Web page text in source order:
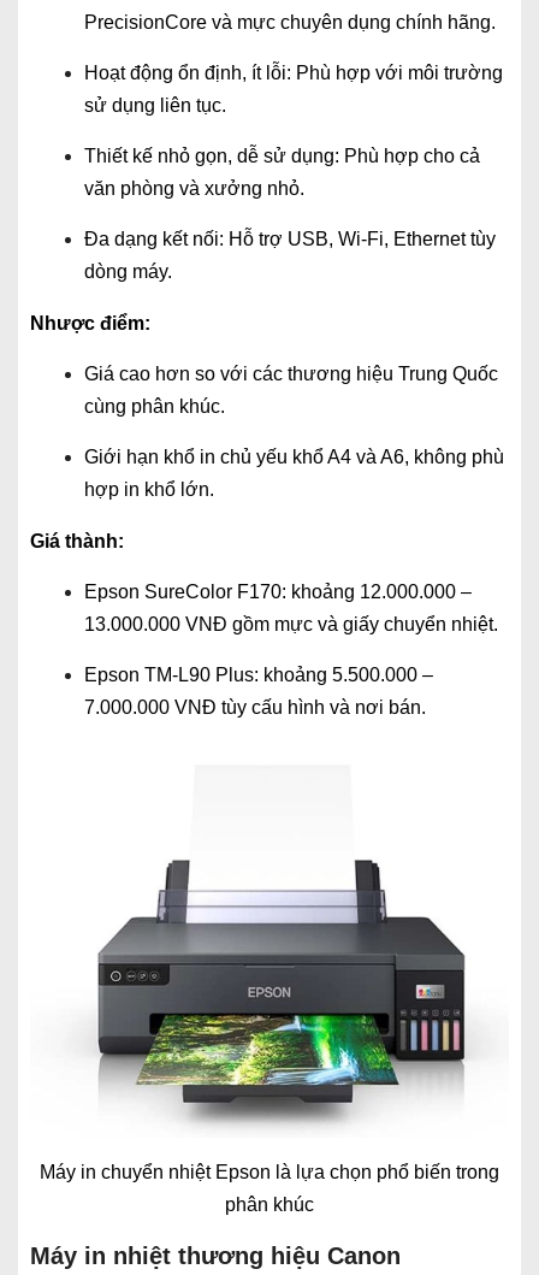
PrecisionCore và mực chuyên dụng chính hãng.
Hoạt động ổn định, ít lỗi: Phù hợp với môi trường
sử dụng liên tục.
Thiết kế nhỏ gọn, dễ sử dụng: Phù hợp cho cả
văn phòng và xưởng nhỏ.
Đa dạng kết nối: Hỗ trợ USB, Wi-Fi, Ethernet tùy
dòng máy.
Nhược điểm:
Giá cao hơn so với các thương hiệu Trung Quốc
cùng phân khúc.
Giới hạn khổ in chủ yếu khổ A4 và A6, không phù
hợp in khổ lớn.
Giá thành:
Epson SureColor F170: khoảng 12.000.000 –
13.000.000 VNĐ gồm mực và giấy chuyển nhiệt.
Epson TM-L90 Plus: khoảng 5.500.000 –
7.000.000 VNĐ tùy cấu hình và nơi bán.
Máy in chuyển nhiệt Epson là lựa chọn phổ biến trong
phân khúc
Máy in nhiệt thương hiệu Canon